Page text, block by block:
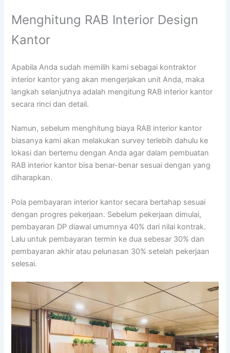
Menghitung RAB Interior Design
Kantor
Apabila Anda sudah memilih kami sebagai kontraktor
interior kantor yang akan mengerjakan unit Anda, maka
langkah selanjutnya adalah mengitung RAB interior kantor
secara rinci dan detail.
Namun, sebelum menghitung biaya RAB interior kantor
biasanya kami akan melakukan survey terlebih dahulu ke
lokasi dan bertemu dengan Anda agar dalam pembuatan
RAB interior kantor bisa benar-benar sesuai dengan yang
diharapkan.
Pola pembayaran interior kantor secara bertahap sesuai
dengan progres pekerjaan. Sebelum pekerjaan dimulai,
pembayaran DP diawal umumnya 40% dari nilai kontrak.
Lalu untuk pembayaran termin ke dua sebesar 30% dan
pembayaran akhir atau pelunasan 30% setelah pekerjaan
selesai.